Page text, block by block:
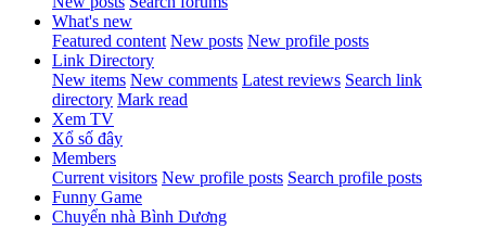
What's new
Featured content New posts New profile posts
Link Directory
New items New comments Latest reviews Search link
directory Mark read
Xem TV
Xổ số đây
Members
Current visitors New profile posts Search profile posts
Funny Game
Chuyển nhà Bình Dương